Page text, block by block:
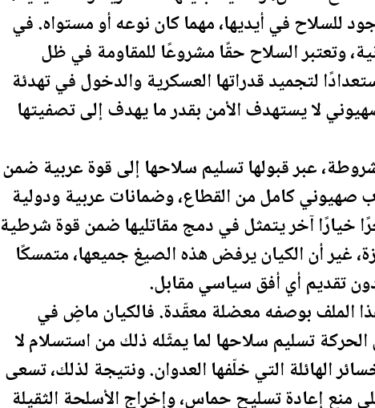
للسلاح في أيديها، مهما كان نوعه أو مستواه. في
وتعتبر السلاح حقًا مشروعًا للمقاومة في ظل
لتجميد قدراتها العسكرية والدخول في تهدئة
لا يستهدف الأمن بقدر ما يهدف إلى تصفيتها
عبر قبولها تسليم سلاحها إلى قوة عربية ضمن
صهيوني كامل من القطاع، وضمانات عربية ودولية
آخر يتمثل في دمج مقاتليها ضمن قوة شرطية
غير أن الكيان يرفض هذه الصيغ جميعها، متمسكًا
تقديم أي أفق سياسي مقابل.
الملف بوصفه معضلة معقّدة. فالكيان ماضٍ في
تسليم سلاحها لما يمثّله ذلك من استسلام لا
الهائلة التي خلّفها العدوان. ونتيجة لذلك، تسعى
منع إعادة تسليح حماس، وإخراج الأسلحة الثقيلة